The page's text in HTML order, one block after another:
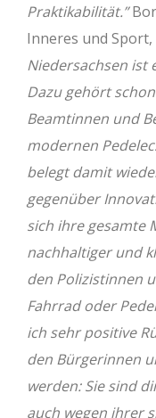
Praktikabilität.”
Inneres und Sport,
Niedersachsen ist
Dazu gehört
Beamtinnen und
modernen
belegt damit
gegenüber
sich ihre gesamte
nachhaltiger und
den Polizistinnen
Fahrrad oder
ich sehr positive
den Bürgerinnen
werden: Sie sind
auch wegen ihrer